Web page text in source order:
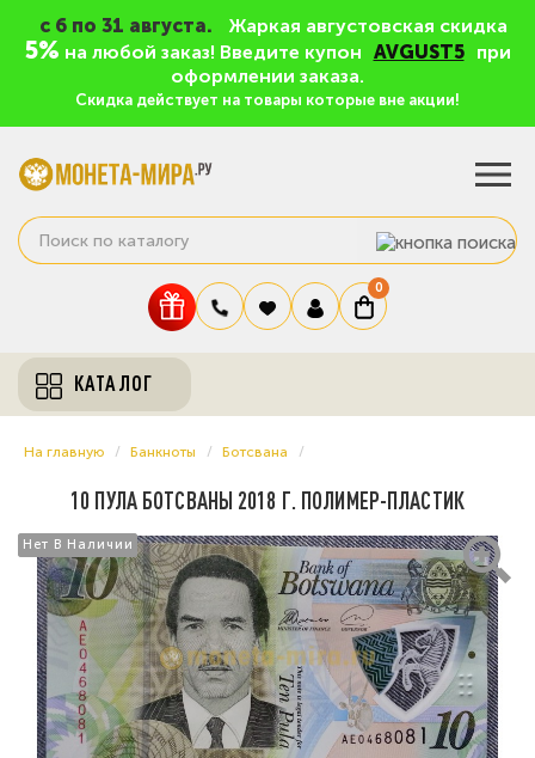
c 6 по 31 августа. Жаркая августовская скидка
5% на любой заказ! Введите купон AVGUST5
при
оформлении заказа.
Скидка действует на товары которые вне акции!
0
КАТАЛОГ
На главную Банкноты Ботсвана
10 ПУЛА БОТСВАНЫ 2018 Г. ПОЛИМЕР-ПЛАСТИК
Нет В Наличии
Нет В Наличии